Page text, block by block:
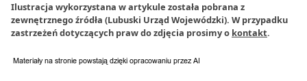
Ilustracja wykorzystana w artykule została pobrana z
zewnętrznego źródła (Lubuski Urząd Wojewódzki). W przypadku
zastrzeżeń dotyczących praw do zdjęcia prosimy o kontakt.